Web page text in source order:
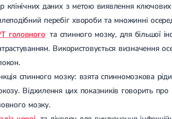
клінічних даних з метою виявлення ключових
перебіг хвороби та множинні
головного та спинного мозку, для більшої
Використовується визначення
спинного мозку: взята спинномозкова
Відхилення цих показників говорить
мозку.